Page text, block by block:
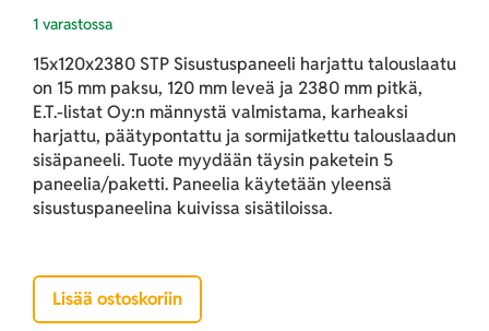
1 varastossa
15x120x2380 STP Sisustuspaneeli harjattu talouslaatu
on 15 mm paksu, 120 mm leveä ja 2380 mm pitkä,
E.T.-listat Oy:n männystä valmistama, karheaksi
harjattu, päätypontattu ja sormijatkettu talouslaadun
sisäpaneeli. Tuote myydään täysin paketein 5
paneelia/paketti. Paneelia käytetään yleensä
sisustuspaneelina kuivissa sisätiloissa.
Lisää ostoskoriin